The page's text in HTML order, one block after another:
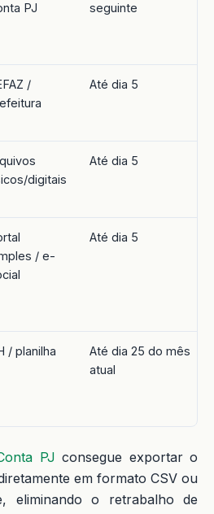
PJ
seguinte
/
Até dia 5
digitais
Até dia 5
/ e-
Até dia 5
/ planilha
Até dia 25 do mês
atual
PJ consegue exportar o
em formato CSV ou
eliminando o retrabalho de